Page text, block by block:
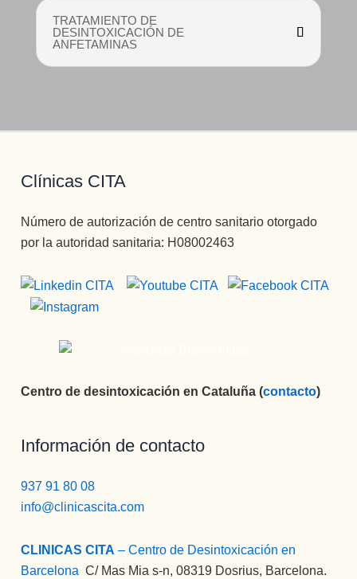
TRATAMIENTO DE
DESINTOXICACIÓN DE
ANFETAMINAS
Clínicas CITA
Número de autorización de centro sanitario otorgado
por la autoridad sanitaria: H08002463
Centro de desintoxicación en Cataluña (contacto)
Información de contacto
937 91 80 08
info@clinicascita.com
CLINICAS CITA – Centro de Desintoxicación en
Barcelona :C/ Mas Mia s-n, 08319 Dosrius, Barcelona.